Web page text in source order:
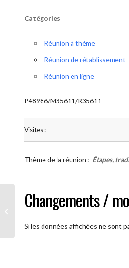
Catégories
Réunion à thème
Réunion de rétablissement
Réunion en ligne
P48986/M35611/R35611
Visites :
Thème de la réunion : Étapes,
Changements /
Si les données affichées ne sont
AA Humilité ( Atelier: “Étapes,